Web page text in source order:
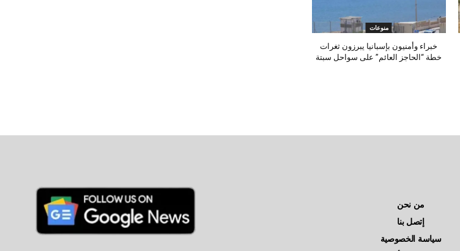
منوعات
خبراء وأمنيون بإسبانيا يبرزون ثغرات
خطة “الحاجز العائم” على سواحل سبتة
من نحن
إتصل بنا
سياسة الخصوصية